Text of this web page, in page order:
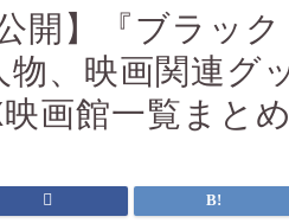
開】『ブラッ
、映画関連グ
画館一覧まとめ